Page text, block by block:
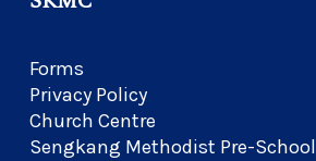
Forms
Privacy Policy
Church Centre
Sengkang Methodist Pre-School